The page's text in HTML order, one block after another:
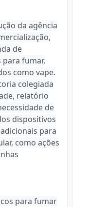
da agência
de
fumar,
como vape.
colegiada
relatório
de
dispositivos
para
como ações
para fumar